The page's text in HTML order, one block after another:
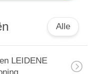
Alle
LEIDENE